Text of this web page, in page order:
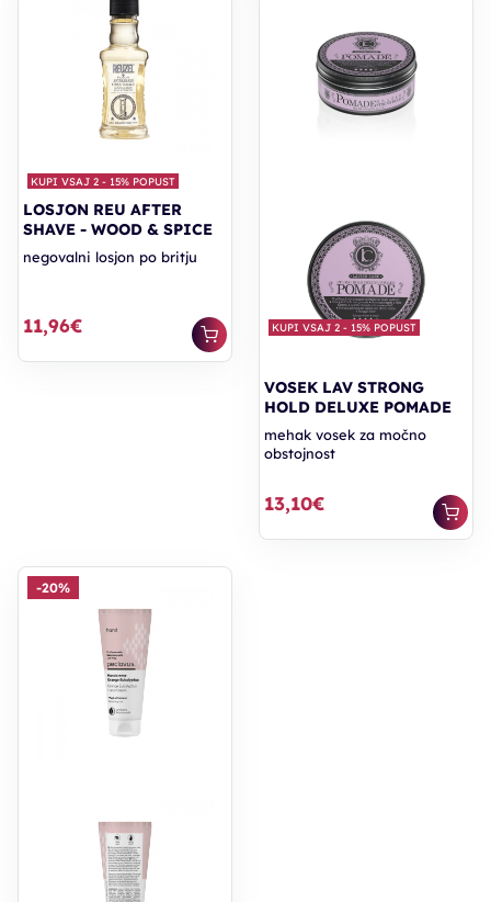
KUPI VSAJ 2 - 15% POPUST
LOSJON REU AFTER
SHAVE - WOOD & SPICE
negovalni losjon po britju
11,96€ KUPI VSAJ 2 - 15% POPUST
VOSEK LAV STRONG
HOLD DELUXE POMADE
mehak vosek za močno
obstojnost
13,10€
-20%